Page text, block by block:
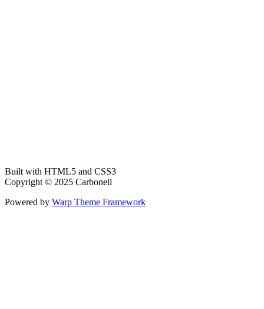
Built with HTML5 and CSS3
Copyright © 2025 Carbonell
Powered by Warp Theme Framework